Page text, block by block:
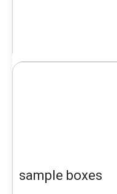
sample boxes